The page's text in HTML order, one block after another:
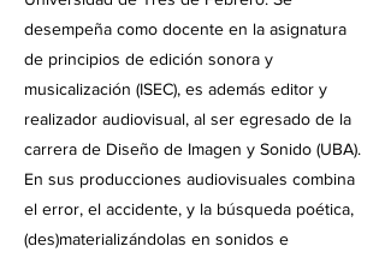
desempeña como docente en la asignatura
de principios de edición sonora y
musicalización (ISEC), es además editor y
realizador audiovisual, al ser egresado de la
carrera de Diseño de Imagen y Sonido (UBA).
En sus producciones audiovisuales combina
el error, el accidente, y la búsqueda poética,
(des)materializándolas en sonidos e